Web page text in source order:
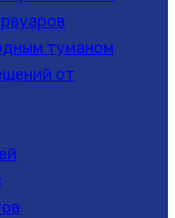
туманом
от